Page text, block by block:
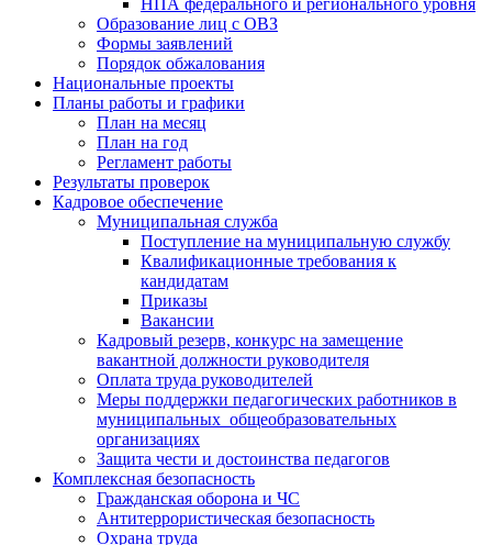
НПА федерального и регионального уровня
Образование лиц с ОВЗ
Формы заявлений
Порядок обжалования
Национальные проекты
Планы работы и графики
План на месяц
План на год
Регламент работы
Результаты проверок
Кадровое обеспечение
Муниципальная служба
Поступление на муниципальную службу
Квалификационные требования к
кандидатам
Приказы
Вакансии
Кадровый резерв, конкурс на замещение
вакантной должности руководителя
Оплата труда руководителей
Меры поддержки педагогических работников в
муниципальных общеобразовательных
организациях
Защита чести и достоинства педагогов
Комплексная безопасность
Гражданская оборона и ЧС
Антитеррористическая безопасность
Охрана труда